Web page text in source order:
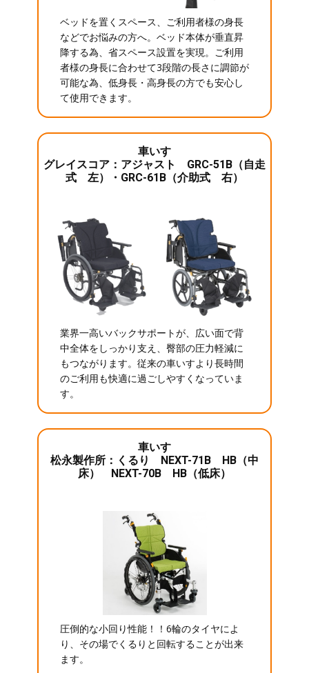
ベッドを置くスペース、ご利用者様の身長
などでお悩みの方へ。ベッド本体が垂直昇
降する為、省スペース設置を実現。ご利用
者様の身長に合わせて3段階の長さに調節が
可能な為、低身長・高身長の方でも安心し
て使用できます。
車いす
グレイスコア：アジャスト GRC-51B（自走
式 左）・GRC-61B（介助式 右）
業界一高いバックサポートが、広い面で背
中全体をしっかり支え、臀部の圧力軽減に
もつながります。従来の車いすより長時間
のご利用も快適に過ごしやすくなっていま
す。
車いす
松永製作所：くるり NEXT-71B HB（中
床） NEXT-70B HB（低床）
圧倒的な小回り性能！！6輪のタイヤによ
り、その場でくるりと回転することが出来
ます。